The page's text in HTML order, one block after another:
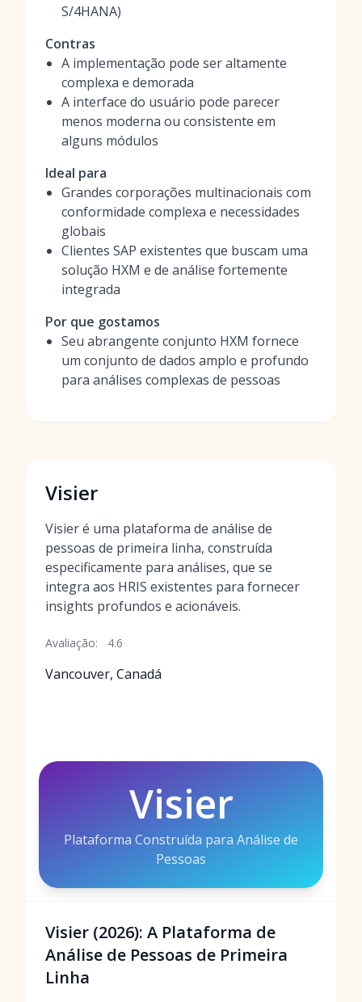
S/4HANA)
Contras
A implementação pode ser altamente
complexa e demorada
A interface do usuário pode parecer
menos moderna ou consistente em
alguns módulos
Ideal para
Grandes corporações multinacionais com
conformidade complexa e necessidades
globais
Clientes SAP existentes que buscam uma
solução HXM e de análise fortemente
integrada
Por que gostamos
Seu abrangente conjunto HXM fornece
um conjunto de dados amplo e profundo
para análises complexas de pessoas
Visier
Visier é uma plataforma de análise de
pessoas de primeira linha, construída
especificamente para análises, que se
integra aos HRIS existentes para fornecer
insights profundos e acionáveis.
Avaliação: 4.6
Vancouver, Canadá
Visier
Plataforma Construída para Análise de
Pessoas
Visier (2026): A Plataforma de
Análise de Pessoas de Primeira
Linha